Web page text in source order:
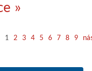
»
1 2 3 4 5 6 7 8 9